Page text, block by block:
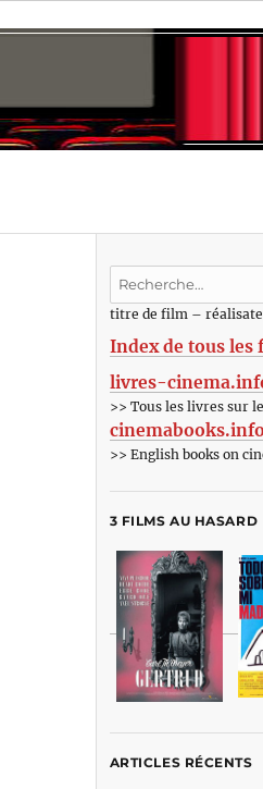
Recherche
:titre de film –
Index de tous les
livres-
>> Tous les livres sur
cinemabooks.info
>> English books on
3 FILMS AU HASARD
ARTICLES RÉCENTS